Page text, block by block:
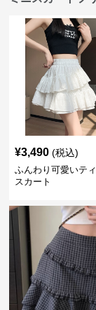
¥3,490 (税込)
ふんわり可愛いテ
スカート